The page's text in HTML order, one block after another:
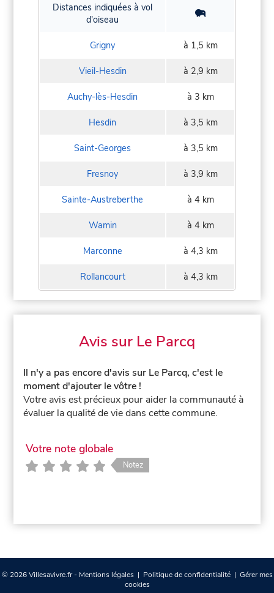
Distances indiquées à vol
d'oiseau
Grigny à 1,5 km
Vieil-Hesdin à 2,9 km
Auchy-lès-Hesdin à 3 km
Hesdin à 3,5 km
Saint-Georges à 3,5 km
Fresnoy à 3,9 km
Sainte-Austreberthe à 4 km
Wamin à 4 km
Marconne à 4,3 km
Rollancourt à 4,3 km
Avis sur Le Parcq
Il n'y a pas encore d'avis sur Le Parcq, c'est le
moment d'ajouter le vôtre !
Votre avis est précieux pour aider la communauté à
évaluer la qualité de vie dans cette commune.
Votre note globale
Notez
© 2026 Villesavivre.fr - Mentions légales| Politique de confidentialité| Gérer mes
cookies